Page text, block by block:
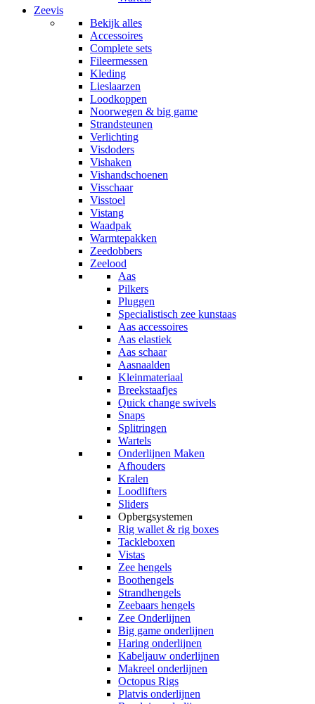
Zeevis
Bekijk alles
Accessoires
Complete sets
Fileermessen
Kleding
Lieslaarzen
Loodkoppen
Noorwegen & big game
Strandsteunen
Verlichting
Visdoders
Vishaken
Vishandschoenen
Visschaar
Visstoel
Vistang
Waadpak
Warmtepakken
Zeedobbers
Zeelood
Aas
Pilkers
Pluggen
Specialistisch zee kunstaas
Aas accessoires
Aas elastiek
Aas schaar
Aasnaalden
Kleinmateriaal
Breekstaafjes
Quick change swivels
Snaps
Splitringen
Wartels
Onderlijnen Maken
Afhouders
Kralen
Loodlifters
Sliders
Opbergsystemen
Rig wallet & rig boxes
Tackleboxen
Vistas
Zee hengels
Boothengels
Strandhengels
Zeebaars hengels
Zee Onderlijnen
Big game onderlijnen
Haring onderlijnen
Kabeljauw onderlijnen
Makreel onderlijnen
Octopus Rigs
Platvis onderlijnen